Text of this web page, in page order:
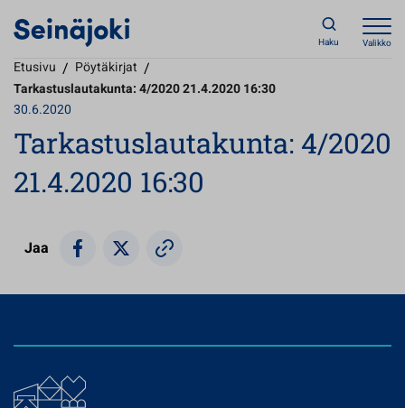
Haku Valikko
Etusivu / Pöytäkirjat /
Tarkastuslautakunta: 4/2020 21.4.2020 16:30
30.6.2020
Tarkastuslautakunta: 4/2020
21.4.2020 16:30
Jaa